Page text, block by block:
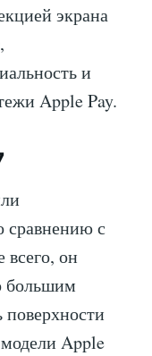
экрана
и
Apple Pay.
сравнению с
он
большим
Apple